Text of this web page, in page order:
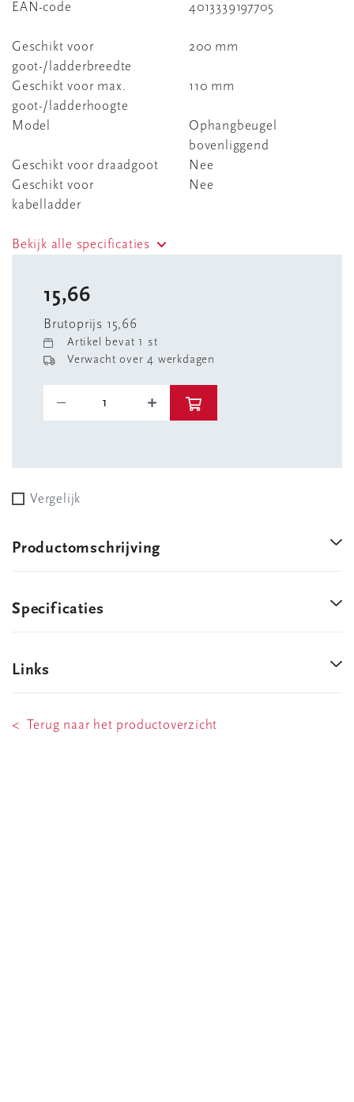
EAN-code
4013339197705
Geschikt voor
goot-/ladderbreedte
200 mm
Geschikt voor max.
goot-/ladderhoogte
110 mm
Model
Ophangbeugel
bovenliggend
Geschikt voor draadgoot
Nee
Geschikt voor
kabelladder
Nee
Bekijk alle specificaties
15,66
Brutoprijs 15,66
Artikel bevat 1 st
Verwacht over 4 werkdagen
Vergelijk
Productomschrijving
Specificaties
Links
< Terug naar het productoverzicht